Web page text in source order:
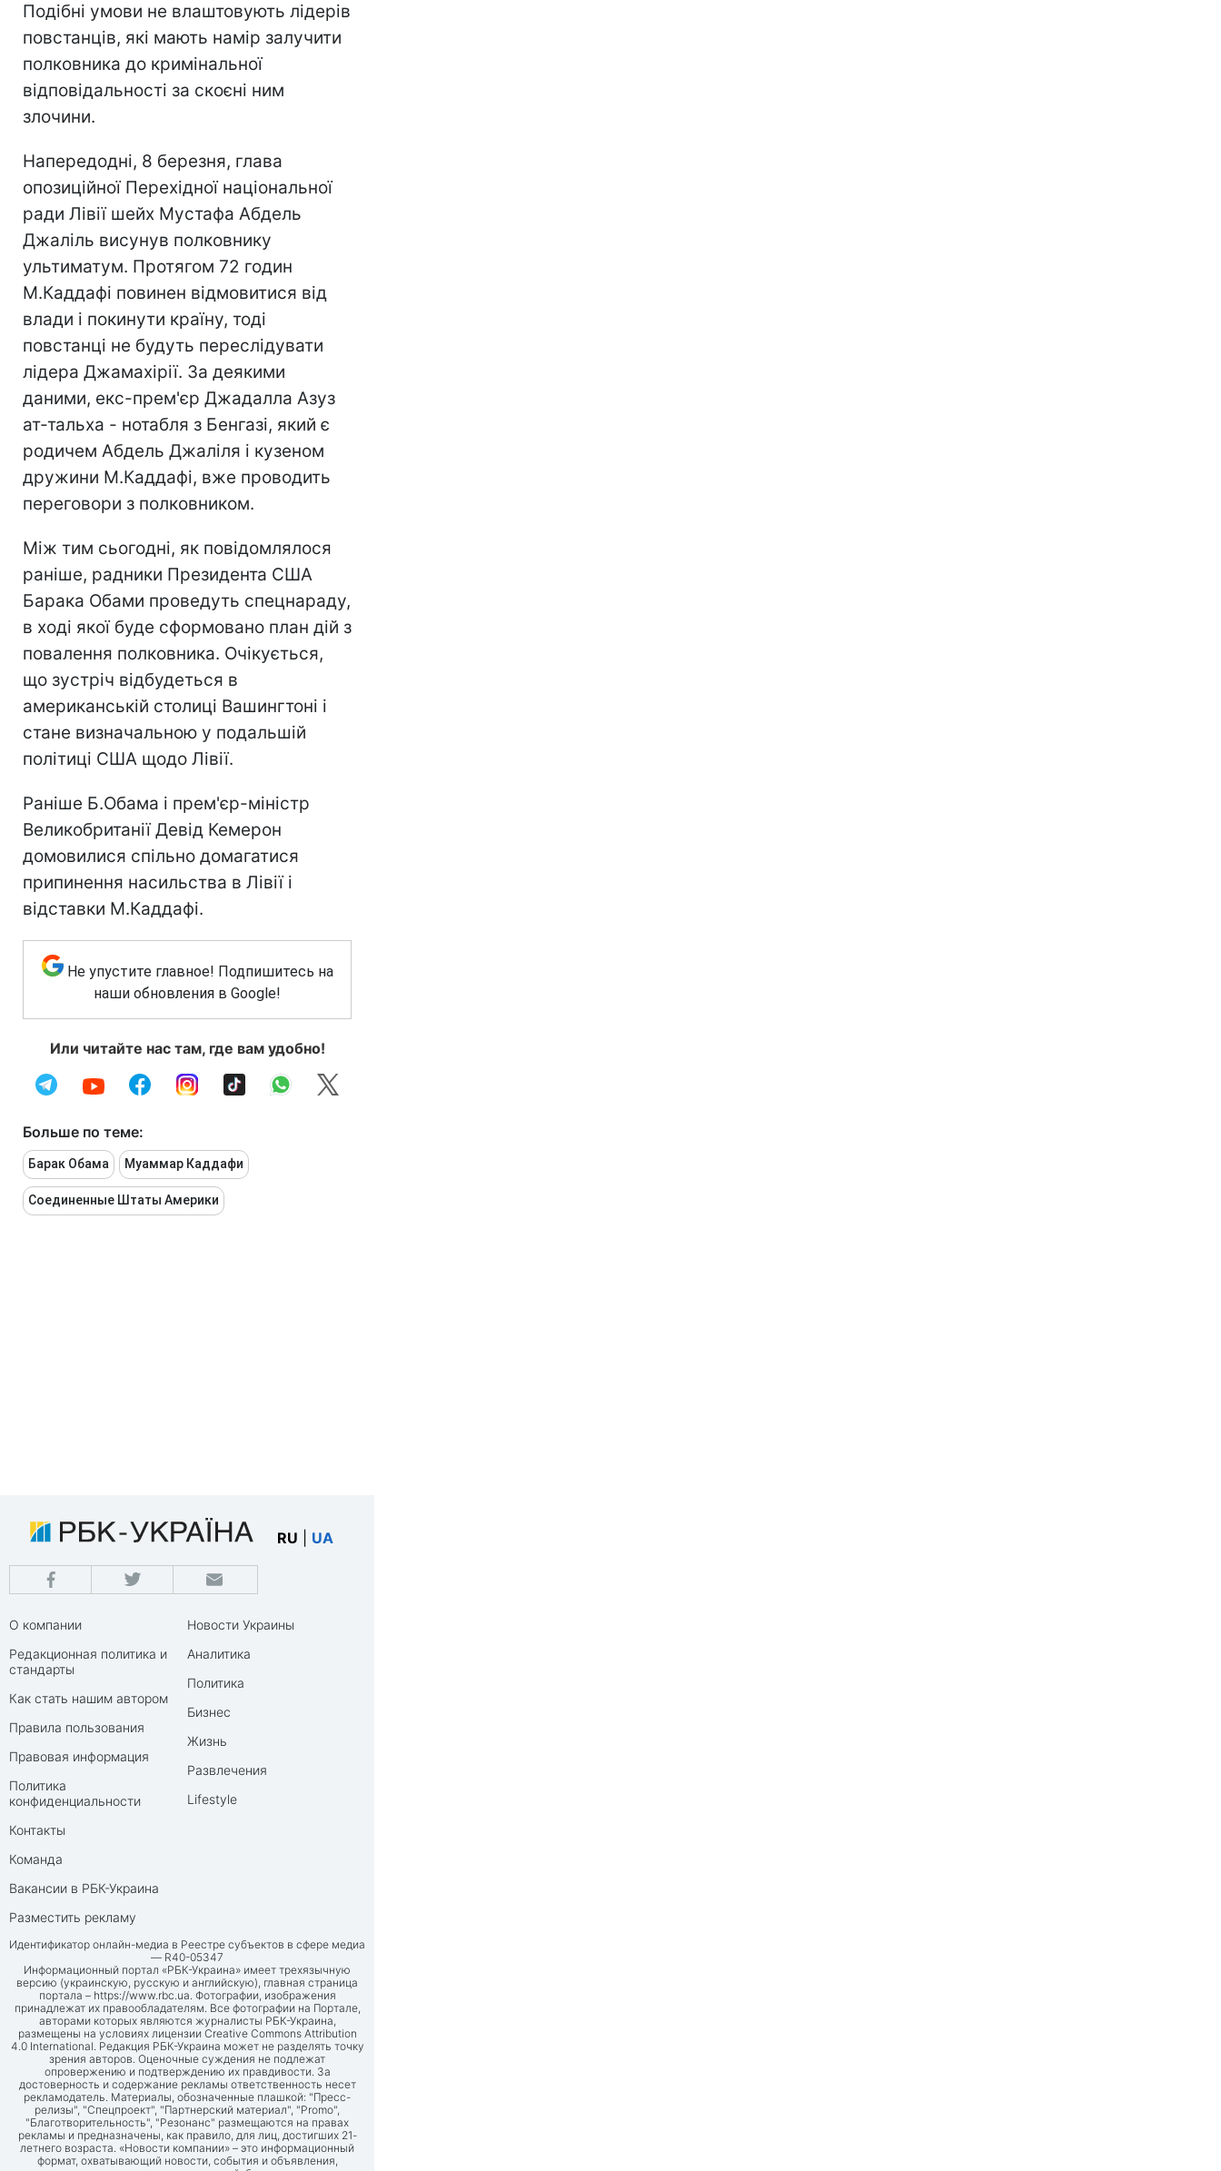
Подібні умови не влаштовують лідерів
повстанців, які мають намір залучити
полковника до кримінальної
відповідальності за скоєні ним
злочини.
Напередодні, 8 березня, глава
опозиційної Перехідної національної
ради Лівії шейх Мустафа Абдель
Джаліль висунув полковнику
ультиматум. Протягом 72 годин
М.Каддафі повинен відмовитися від
влади і покинути країну, тоді
повстанці не будуть переслідувати
лідера Джамахірії. За деякими
даними, екс-прем'єр Джадалла Азуз
ат-тальха - нотабля з Бенгазі, який є
родичем Абдель Джаліля і кузеном
дружини М.Каддафі, вже проводить
переговори з полковником.
Між тим сьогодні, як повідомлялося
раніше, радники Президента США
Барака Обами проведуть спецнараду,
в ході якої буде сформовано план дій з
повалення полковника. Очікується,
що зустріч відбудеться в
американській столиці Вашингтоні і
стане визначальною у подальшій
політиці США щодо Лівії.
Раніше Б.Обама і прем'єр-міністр
Великобританії Девід Кемерон
домовилися спільно домагатися
припинення насильства в Лівії і
відставки М.Каддафі.
Не упустите главное! Подпишитесь на
наши обновления в Google!
Или читайте нас там, где вам удобно!
Больше по теме:
Барак Обама Муаммар Каддафи
Соединенные Штаты Америки
RU UA
О компании
Редакционная политика и
стандарты
Как стать нашим автором
Правила пользования
Правовая информация
Политика
конфиденциальности
Контакты
Команда
Вакансии в РБК-Украина
Разместить рекламу
Новости Украины
Аналитика
Политика
Бизнес
Жизнь
Развлечения
Lifestyle
Идентификатор онлайн-медиа в Реестре субъектов в сфере медиа
— R40-05347
Информационный портал «РБК-Украина» имеет трехязычную
версию (украинскую, русскую и английскую), главная страница
портала – https://www.rbc.ua. Фотографии, изображения
принадлежат их правообладателям. Все фотографии на Портале,
авторами которых являются журналисты РБК-Украина,
размещены на условиях лицензии Creative Commons Attribution
4.0 International. Редакция РБК-Украина может не разделять точку
зрения авторов. Оценочные суждения не подлежат
опровержению и подтверждению их правдивости. За
достоверность и содержание рекламы ответственность несет
рекламодатель. Материалы, обозначенные плашкой: "Пресс-
релизы", "Спецпроект", "Партнерский материал", "Promo",
"Благотворительность", "Резонанс" размещаются на правах
рекламы и предназначены, как правило, для лиц, достигших 21-
летнего возраста. «Новости компании» – это информационный
формат, охватывающий новости, события и объявления,